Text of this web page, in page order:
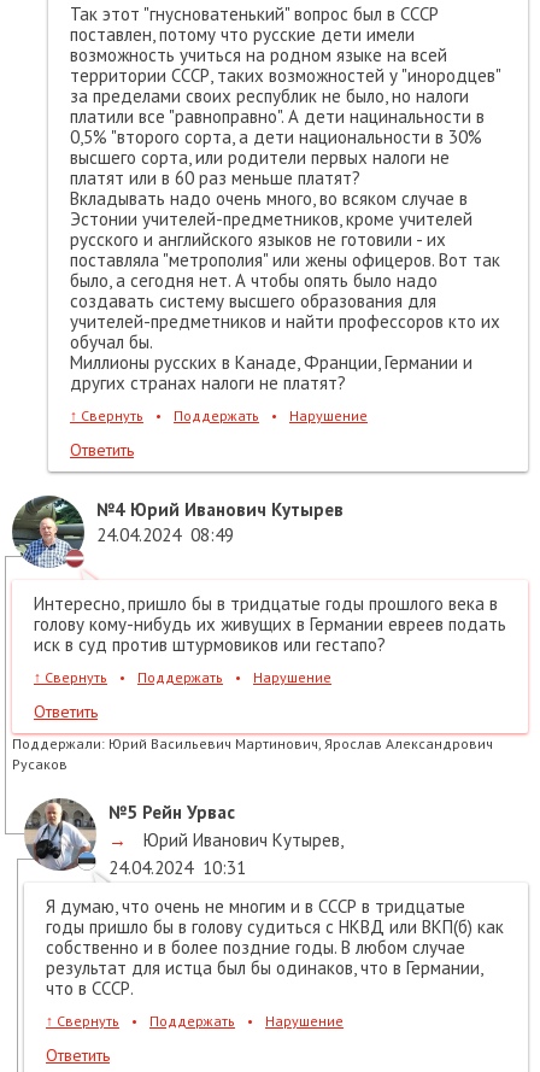
Так этот "гнусноватенький" вопрос был в СССР
поставлен, потому что русские дети имели
возможность учиться на родном языке на всей
территории СССР, таких возможностей у "инородцев"
за пределами своих республик не было, но налоги
платили все "равноправно". А дети нацинальности в
0,5% "второго сорта, а дети национальности в 30%
высшего сорта, или родители первых налоги не
платят или в 60 раз меньше платят?
Вкладывать надо очень много, во всяком случае в
Эстонии учителей-предметников, кроме учителей
русского и английского языков не готовили - их
поставляла "метрополия" или жены офицеров. Вот так
было, а сегодня нет. А чтобы опять было надо
создавать систему высшего образования для
учителей-предметников и найти профессоров кто их
обучал бы.
Миллионы русских в Канаде, Франции, Германии и
других странах налоги не платят?
↑ Свернуть • Поддержать • Нарушение
Ответить
№4 Юрий Иванович Кутырев
24.04.2024 08:49
Интересно, пришло бы в тридцатые годы прошлого века в
голову кому-нибудь их живущих в Германии евреев подать
иск в суд против штурмовиков или гестапо?
↑ Свернуть • Поддержать • Нарушение
Ответить
Поддержали: Юрий Васильевич Мартинович, Ярослав Александрович
Русаков
№5 Рейн Урвас
→
Юрий Иванович Кутырев
24.04.2024 10:31
Я думаю, что очень не многим и в СССР в тридцатые
годы пришло бы в голову судиться с НКВД или ВКП(б) как
собственно и в более поздние годы. В любом случае
результат для истца был бы одинаков, что в Германии,
что в СССР.
↑ Свернуть • Поддержать • Нарушение
Ответить